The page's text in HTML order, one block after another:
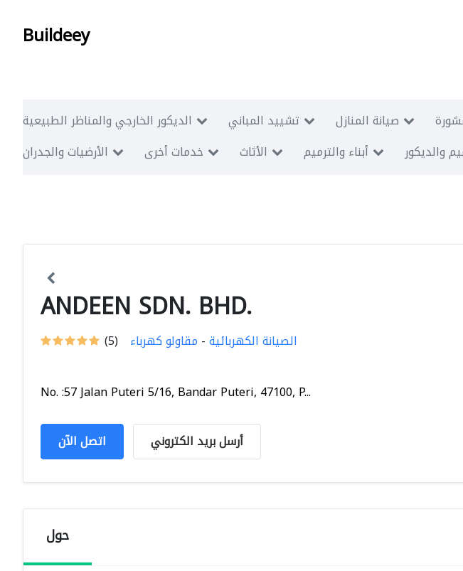
Buildeey
الديكور الخارجي والمناظر الطبيعية تشييد المباني صيانة المنازل
الأرضيات والجدران
خدمات أخرى الأثاث أبناء والترميم والديكور
ANDEEN SDN. BHD.
(5) الصيانة الكهربائية- مقاولو كهرباء
No. :57 Jalan Puteri 5/16, Bandar Puteri, 47100, P...
اتصل الآن أرسل بريد الكتروني
حول